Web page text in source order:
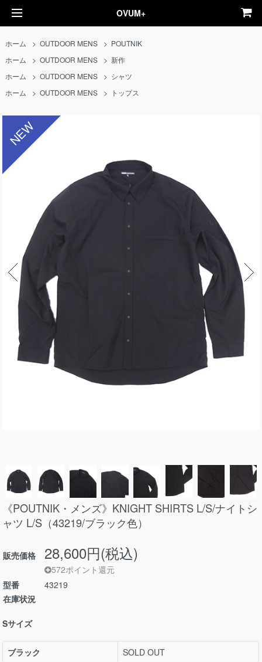
OVUM+
ホーム >OUTDOOR MENS > POUTNIK
ホーム
>OUTDOOR MENS > 新作
ホーム
>OUTDOOR MENS > シャツ
ホーム
>OUTDOOR MENS > トップス
NEW
《POUTNIK・メンズ》KNIGHT SHIRTS L/S/ナイトシ
ャツ L/S（43219/ブラック色）
販売価格 28,600円(税込)
572ポイント還元
型番
43219
在庫状況
Sサイズ
ブラック SOLD OUT